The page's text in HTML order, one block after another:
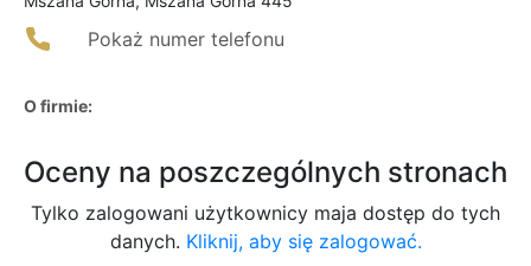
Pokaż numer telefonu
O firmie:
Oceny na poszczególnych stronach
Tylko zalogowani użytkownicy maja dostęp do tych
danych. Kliknij, aby się zalogować.